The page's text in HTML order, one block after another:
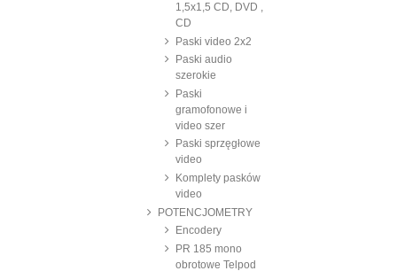
1,5x1,5 CD, DVD ,
CD
Paski video 2x2
Paski audio
szerokie
Paski
gramofonowe i
video szer
Paski sprzęgłowe
video
Komplety pasków
video
POTENCJOMETRY
Encodery
PR 185 mono
obrotowe Telpod